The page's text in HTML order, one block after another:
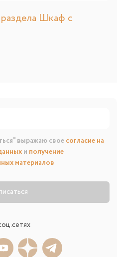
Шкаф с
выражаю свое согласие на
и получение
материалов